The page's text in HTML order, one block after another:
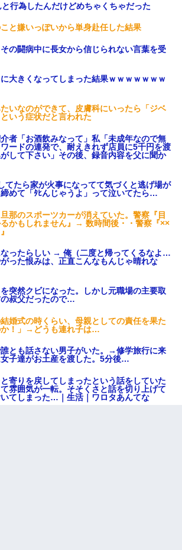
行為したんだけどめちゃくちゃだった
こと嫌いっぽいから単身赴任した結果
の闘病中に長女から信じられない言葉を受
に大きくなってしまった結果ｗｗｗｗｗｗｗ
いなのができて、皮膚科にいったら「ジベ
いう症状だと言われた
者「お酒飲みなって」私「未成年なので無
ードの連発で、耐えきれず店員に5千円を渡
して下さい」その後、録音内容を父に聞か
てたら家が火事になってて気づくと逃げ場が
めて「ﾀﾋんじゃうよ」って泣いてたら…
旦那のスポーツカーが消えていた。警察『目
かもしれません』→ 数時間後・・警察『××
ったらしい → 俺（二度と帰ってくるなよ…
った恨みは、正直こんなもんじゃ晴れな
突然クビになった。しかし元職場の主要取
叔父だったので…
婚式の時くらい、母親としての責任を果た
か！」→どうも連れ子は…
とも話さない男子がいた。→修学旅行に来
子達がお土産を渡した。5分後…
寄りを戻してしまったという話をしていた
雰囲気が一転。そそくさと話を切り上げて
いてしまった…｜生活｜ワロタあんてな